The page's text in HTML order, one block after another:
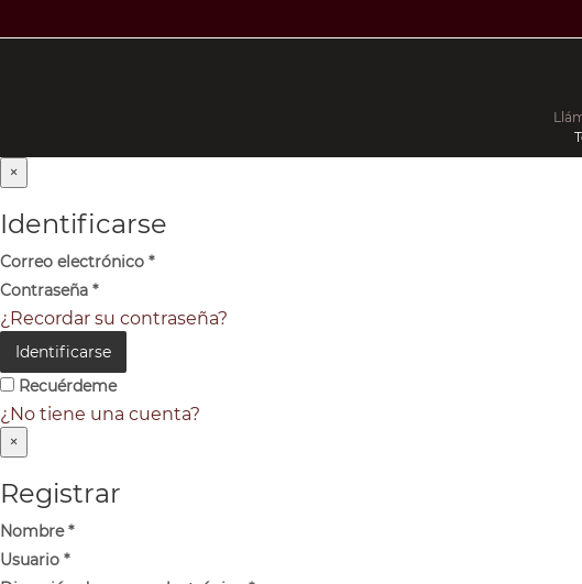
×
Identificarse
Correo electrónico *
Contraseña *
¿Recordar su contraseña?
Identificarse
Recuérdeme
¿No tiene una cuenta?
×
Registrar
Nombre*
Usuario *